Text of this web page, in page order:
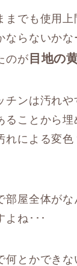
までも使用
ならないか
のが 目地の
チンは汚れや
ることから埋
れによる変色
部屋全体がな
よね･･･
何とかできな